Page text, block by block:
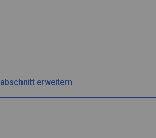
abschnitt erweitern